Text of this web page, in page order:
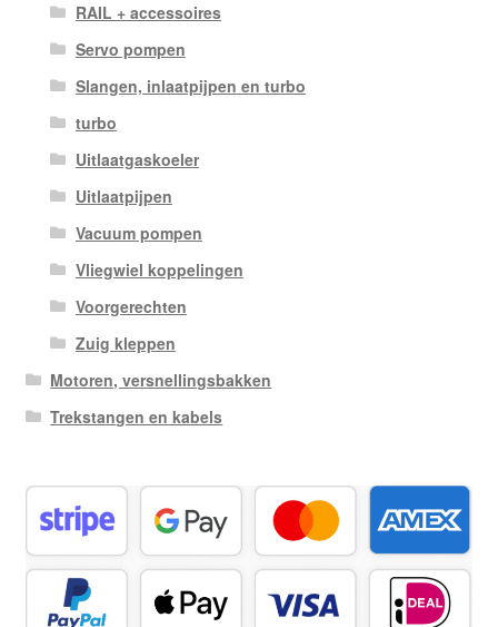
RAIL + accessoires
Servo pompen
Slangen, inlaatpijpen en turbo
turbo
Uitlaatgaskoeler
Uitlaatpijpen
Vacuum pompen
Vliegwiel koppelingen
Voorgerechten
Zuig kleppen
Motoren, versnellingsbakken
Trekstangen en kabels